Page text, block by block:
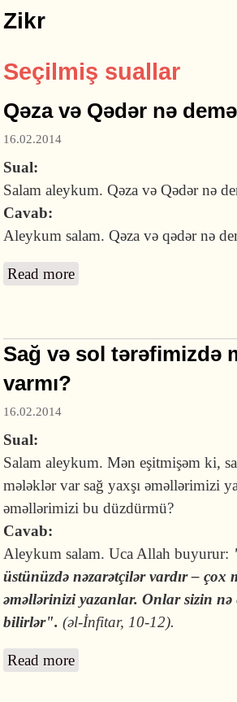
Zikr
Seçilmiş suallar
Qəza və Qədər nə
16.02.2014
Sual:
Salam aleykum. Qəza və Qədər nə
Cavab:
Aleykum salam. Qəza və qədər nə
Read more
Sağ və sol tərəfimizdə
varmı?
16.02.2014
Sual:
Salam aleykum. Mən eşitmişəm ki,
mələklər var sağ yaxşı əməllərimizi
əməllərimizi bu düzdürmü?
Cavab:
Aleykum salam. Uca Allah buyurur:
üstünüzdə nəzarətçilər vardır – çox
əməllərinizi yazanlar. Onlar sizin
bilirlər".(əl-İnfitar, 10-12).
Read more